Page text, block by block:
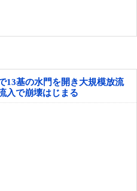
13基の水門を開き大規模放流
入で崩壊はじまる